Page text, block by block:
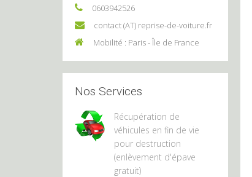
0603942526
contact (AT) reprise-de-voiture.fr
Mobilité : Paris - Île de France
Nos Services
Récupération de
véhicules en fin de vie
pour destruction
(enlèvement d'épave
gratuit)